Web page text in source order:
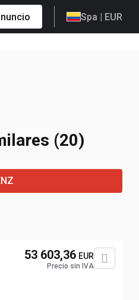
Spa | EUR
(20)
53 603,36 EUR
Precio sin IVA